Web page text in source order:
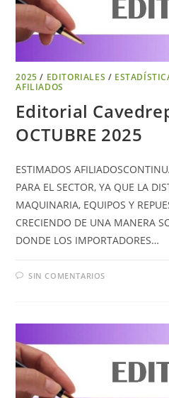
2025 / EDITORIALES /
AFILIADOS
Editorial
OCTUBRE 2025
ESTIMADOS
PARA EL SECTOR, YA QUE LA
MAQUINARIA, EQUIPOS Y
CRECIENDO DE UNA MANERA
DONDE LOS IMPORTADORES…
SIN COMENTARIOS